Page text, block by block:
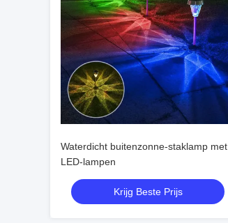
Waterdicht buitenzonne-staklamp met
LED-lampen
Krijg Beste Prijs